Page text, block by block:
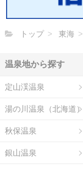
トップ 東海
温泉地から探す
定山渓温泉
湯の川温泉（北海道）
秋保温泉
銀山温泉